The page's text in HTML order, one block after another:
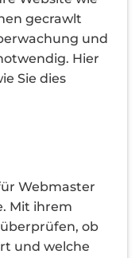
gecrawlt
und
Hier
Sie dies
Webmaster
Mit ihrem
ob
und welche